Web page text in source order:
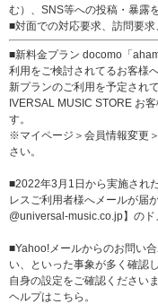
む）、SNS等への投稿・暴露
■対面での対応要求、訪問要
■新料金プラン docomo「
利用をご検討されてるお客様
新プランのご利用を予定され
IVERSAL MUSIC STORE お
す。
※マイページ＞会員情報変更
さい。
■2022年3月1日から実施され
レスご利用者様へメールが届
@universal-music.co.jp】のド
■Yahoo!メールからのお問い
い、といった事象が多く確認
自身の設定をご確認ください
ヘルプはこちら。